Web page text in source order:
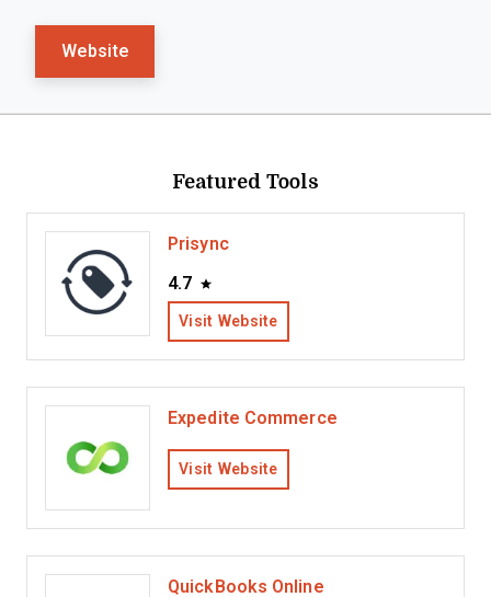
Website
Featured Tools
Prisync
4.7
Visit Website
Expedite Commerce
Visit Website
QuickBooks Online